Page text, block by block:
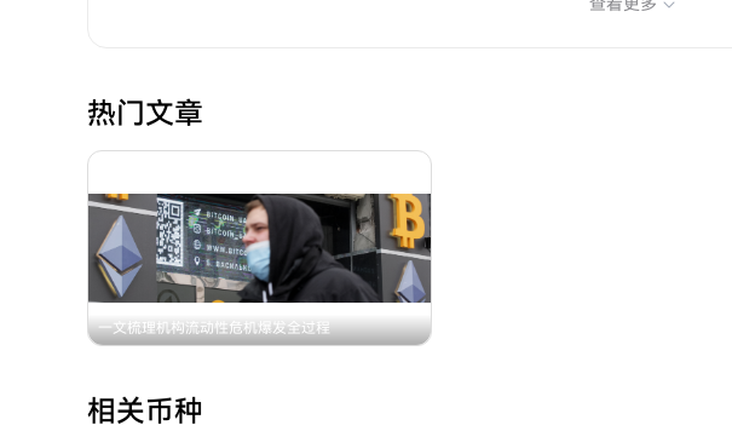
热门文章
一文梳理机构流动性危机爆发全过程
相关币种